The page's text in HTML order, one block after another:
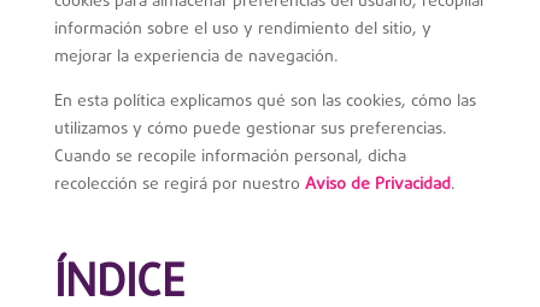
información sobre el uso y rendimiento del sitio, y
mejorar la experiencia de navegación.
En esta política explicamos qué son las cookies, cómo las
utilizamos y cómo puede gestionar sus preferencias.
Cuando se recopile información personal, dicha
recolección se regirá por nuestro Aviso de Privacidad.
ÍNDICE